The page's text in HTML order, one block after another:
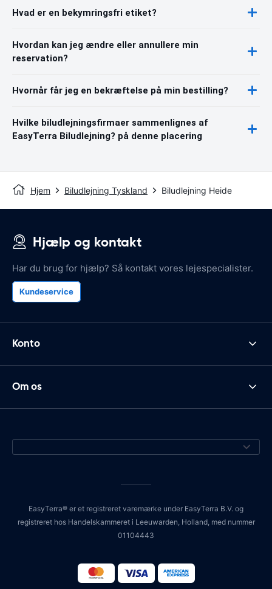
Hvad er en bekymringsfri etiket?
Hvordan kan jeg ændre eller annullere min
reservation?
Hvornår får jeg en bekræftelse på min bestilling?
Hvilke biludlejningsfirmaer sammenlignes af
EasyTerra Biludlejning? på denne placering
Hjem Biludlejning Tyskland Biludlejning Heide
Hjælp og kontakt
Har du brug for hjælp? Så kontakt vores lejespecialister.
Kundeservice
Konto
Om os
EasyTerra® er et registreret varemærke under EasyTerra B.V. og
registreret hos Handelskammeret i Leeuwarden, Holland, med nummer
01104443